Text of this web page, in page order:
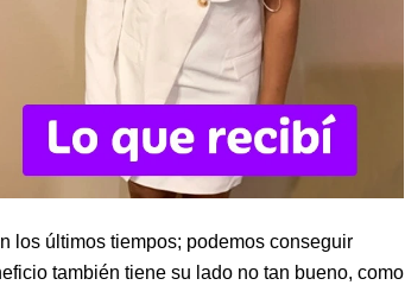
los últimos tiempos; podemos conseguir
también tiene su lado no tan bueno, como